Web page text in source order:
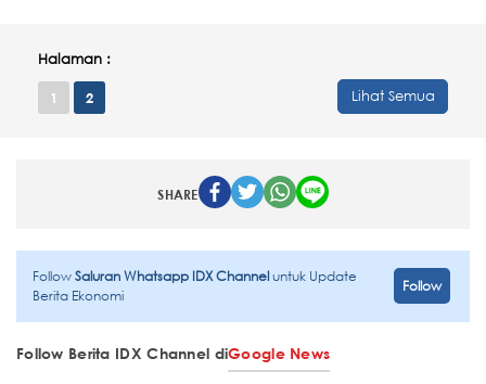
Halaman :
1 2 Lihat Semua
SHARE
FollowSaluran Whatsapp IDX Channeluntuk Update
Berita Ekonomi
Follow
Follow Berita IDX Channel diGoogle News